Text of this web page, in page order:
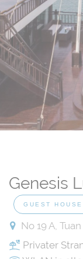
Genesis
GUEST HOUSE
No 19 A,
Privater